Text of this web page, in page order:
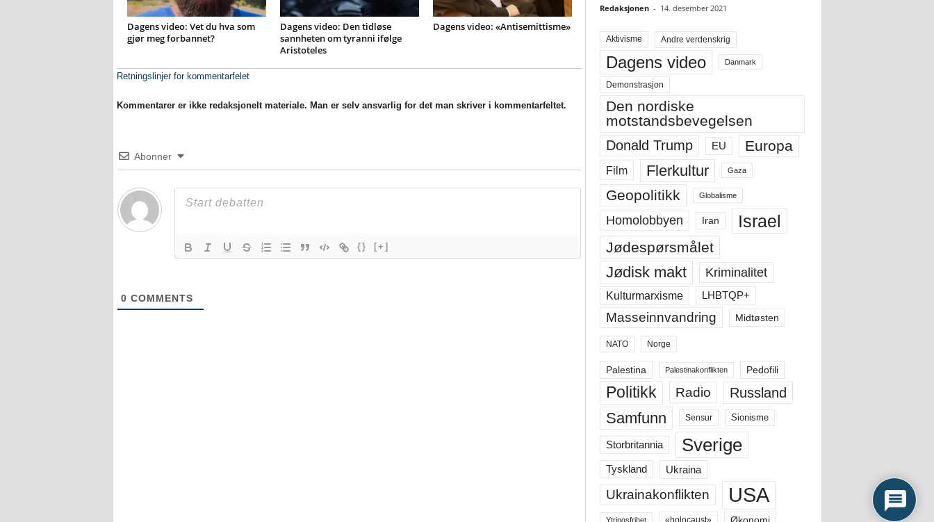
Dagens video: Vet du hva som
gjør meg forbannet?
Dagens video: Den tidløse
sannheten om tyranni ifølge
Aristoteles
Dagens video: «Antisemittisme»
Retningslinjer for kommentarfelet
Kommentarer er ikke redaksjonelt materiale. Man er selv ansvarlig for det man skriver i kommentarfeltet.
Abonner
{} [+]
0 COMMENTS
Redaksjonen - 14. desember 2021
Aktivisme Andre verdenskrig
Dagens video Danmark
Demonstrasjon
Den nordiske
motstandsbevegelsen
Donald Trump EU Europa
Film Flerkultur Gaza
Geopolitikk Globalisme
Homolobbyen Iran Israel
Jødespørsmålet
Jødisk makt Kriminalitet
Kulturmarxisme LHBTQP+
Masseinnvandring Midtøsten
NATO Norge
Palestina Palestinakonflikten Pedofili
Politikk Radio Russland
Samfunn Sensur Sionisme
Storbritannia Sverige
Tyskland Ukraina
Ukrainakonflikten USA
Ytringsfrihet